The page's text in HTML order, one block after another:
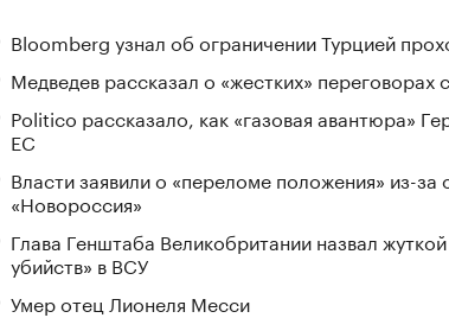
Bloomberg узнал об ограничении Турцией
Медведев рассказал о «жестких» переговорах
Politico рассказало, как «газовая авантюра»
ЕС
Власти заявили о «переломе положения» из-за
«Новороссия»
Глава Генштаба Великобритании назвал
убийств» в ВСУ
Умер отец Лионеля Месси